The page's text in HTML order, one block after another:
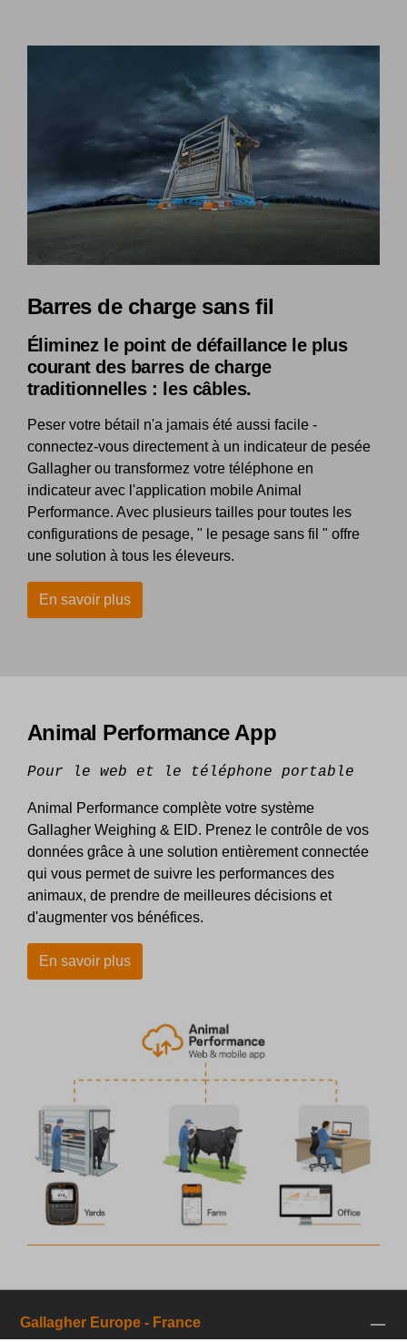
Barres de charge sans fil
Éliminez le point de défaillance le plus
courant des barres de charge
traditionnelles : les câbles.
Peser votre bétail n'a jamais été aussi facile -
connectez-vous directement à un indicateur de pesée
Gallagher ou transformez votre téléphone en
indicateur avec l'application mobile Animal
Performance. Avec plusieurs tailles pour toutes les
configurations de pesage, " le pesage sans fil " offre
une solution à tous les éleveurs.
En savoir plus
Animal Performance App
Pour le web et le téléphone portable
Animal Performance complète votre système
Gallagher Weighing & EID. Prenez le contrôle de vos
données grâce à une solution entièrement connectée
qui vous permet de suivre les performances des
animaux, de prendre de meilleures décisions et
d'augmenter vos bénéfices.
En savoir plus
Gallagher Europe - France